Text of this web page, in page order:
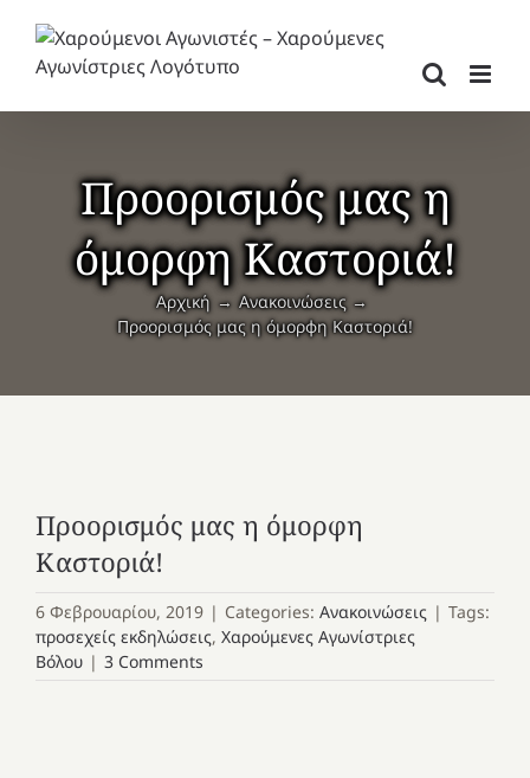
περιεχόμενο
Προορισμός μας η
όμορφη Καστοριά!
Αρχική
Ανακοινώσεις
Προορισμός μας η όμορφη Καστοριά!
Προορισμός μας η όμορφη
Καστοριά!
6 Φεβρουαρίου, 2019 | Categories: Ανακοινώσεις | Tags:
προσεχείς εκδηλώσεις, Χαρούμενες Αγωνίστριες
Βόλου | 3 Comments